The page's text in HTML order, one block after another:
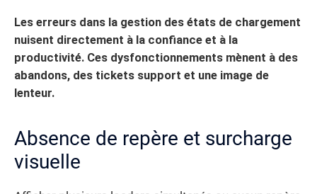
Les erreurs dans la gestion des états de chargement
nuisent directement à la confiance et à la
productivité. Ces dysfonctionnements mènent à des
abandons, des tickets support et une image de
lenteur.
Absence de repère et surcharge
visuelle